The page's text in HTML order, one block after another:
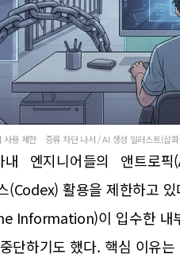
사용 제한…증류 차단 나서 / AI 생성 일러스트(삽
내 엔지니어들의 앤트로
(Codex) 활용을 제한하고
Information)이 입수한 내
단하기도 했다. 핵심 이유